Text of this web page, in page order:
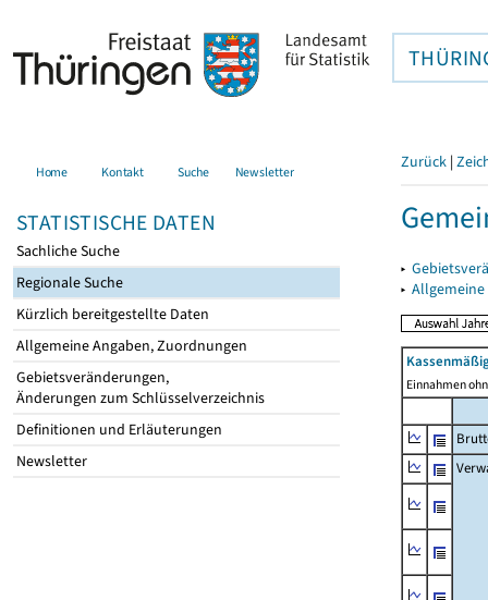
Home Kontakt Suche Newsletter
STATISTISCHE DATEN
Sachliche Suche
Regionale Suche
Kürzlich bereitgestellte Daten
Allgemeine Angaben, Zuordnungen
Gebietsveränderungen,
Änderungen zum Schlüsselverzeichnis
Definitionen und Erläuterungen
Newsletter
Zurück |
▸
▸
Einnahmen